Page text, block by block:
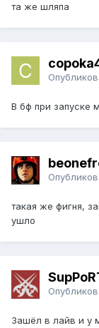
та же шляпа
В бф при запуске
такая же фигня,
ушло
Зашёл в лайв и у